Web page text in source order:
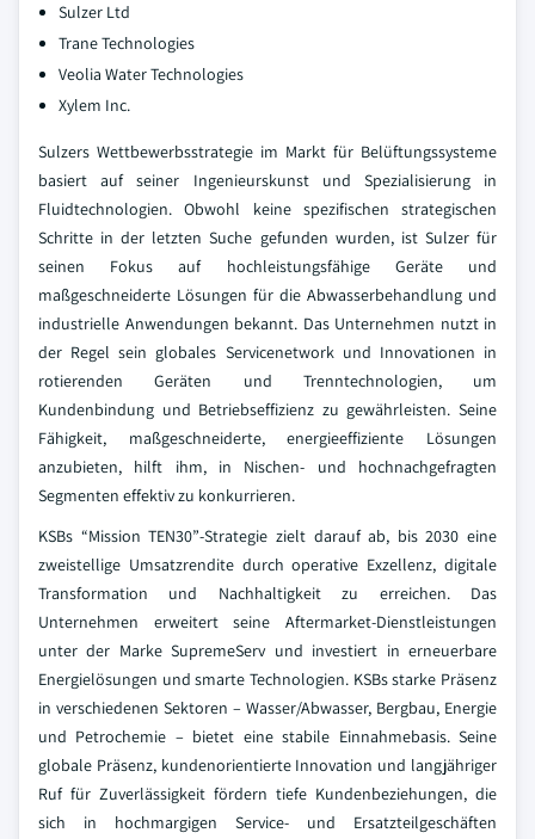
Sulzer Ltd
Trane Technologies
Veolia Water Technologies
Xylem Inc.
Sulzers Wettbewerbsstrategie im Markt für Belüftungssysteme
basiert auf seiner Ingenieurskunst und Spezialisierung in
Fluidtechnologien. Obwohl keine spezifischen strategischen
Schritte in der letzten Suche gefunden wurden, ist Sulzer für
seinen Fokus auf hochleistungsfähige Geräte und
maßgeschneiderte Lösungen für die Abwasserbehandlung und
industrielle Anwendungen bekannt. Das Unternehmen nutzt in
der Regel sein globales Servicenetwork und Innovationen in
rotierenden Geräten und Trenntechnologien, um
Kundenbindung und Betriebseffizienz zu gewährleisten. Seine
Fähigkeit, maßgeschneiderte, energieeffiziente Lösungen
anzubieten, hilft ihm, in Nischen- und hochnachgefragten
Segmenten effektiv zu konkurrieren.
KSBs “Mission TEN30”-Strategie zielt darauf ab, bis 2030 eine
zweistellige Umsatzrendite durch operative Exzellenz, digitale
Transformation und Nachhaltigkeit zu erreichen. Das
Unternehmen erweitert seine Aftermarket-Dienstleistungen
unter der Marke SupremeServ und investiert in erneuerbare
Energielösungen und smarte Technologien. KSBs starke Präsenz
in verschiedenen Sektoren – Wasser/Abwasser, Bergbau, Energie
und Petrochemie – bietet eine stabile Einnahmebasis. Seine
globale Präsenz, kundenorientierte Innovation und langjähriger
Ruf für Zuverlässigkeit fördern tiefe Kundenbeziehungen, die
sich in hochmargigen Service- und Ersatzteilgeschäften